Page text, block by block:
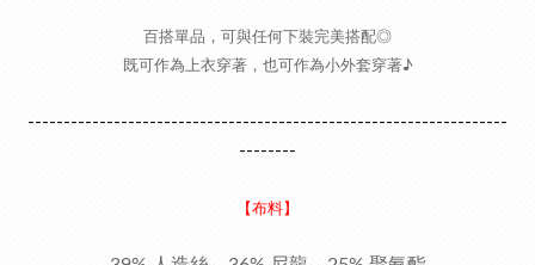
百搭單品，可與任何下裝完美搭配◎
既可作為上衣穿著，也可作為小外套穿著♪
-------------------------------------------------------------------
--------
【布料】